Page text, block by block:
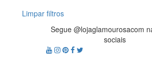
Limpar filtros
Segue @lojaglamourosacom
sociais